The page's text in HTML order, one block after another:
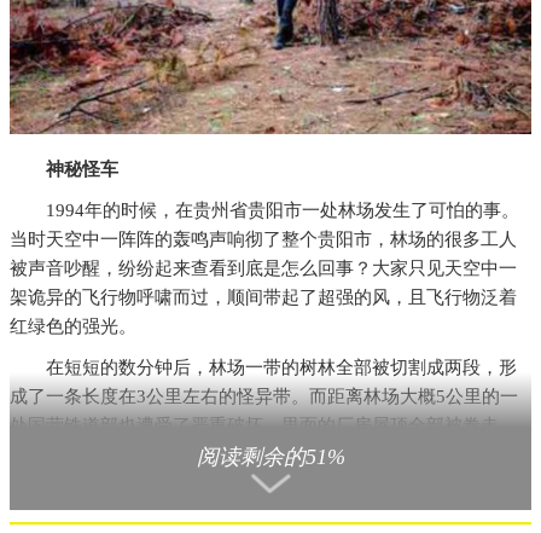
神秘怪车
1994年的时候，在贵州省贵阳市一处林场发生了可怕的事。
当时天空中一阵阵的轰鸣声响彻了整个贵阳市，林场的很多工人
被声音吵醒，纷纷起来查看到底是怎么回事？大家只见天空中一
架诡异的飞行物呼啸而过，顺间带起了超强的风，且飞行物泛着
红绿色的强光。
在短短的数分钟后，林场一带的树林全部被切割成两段，形
成了一条长度在3公里左右的怪异带。而距离林场大概5公里的一
处国营铁道部也遭受了严重破坏，里面的厂房屋顶全部被卷走，
连四周的围墙也全部被吹倒，一些建厂房用的钢管也被切断，甚
至一节重达50来吨的车箱也被移动了20多米，且还是沿上坡的方
向移动，可想而知那风力是有多强，有多恐怖。
阅读剩余的51%